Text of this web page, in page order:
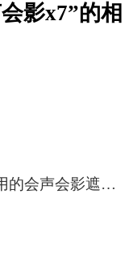
都为100%
偏移10帧，然后复制蓝
，动画—弹出—
影x7”的相
650款漂亮实用的会声会影遮罩素材